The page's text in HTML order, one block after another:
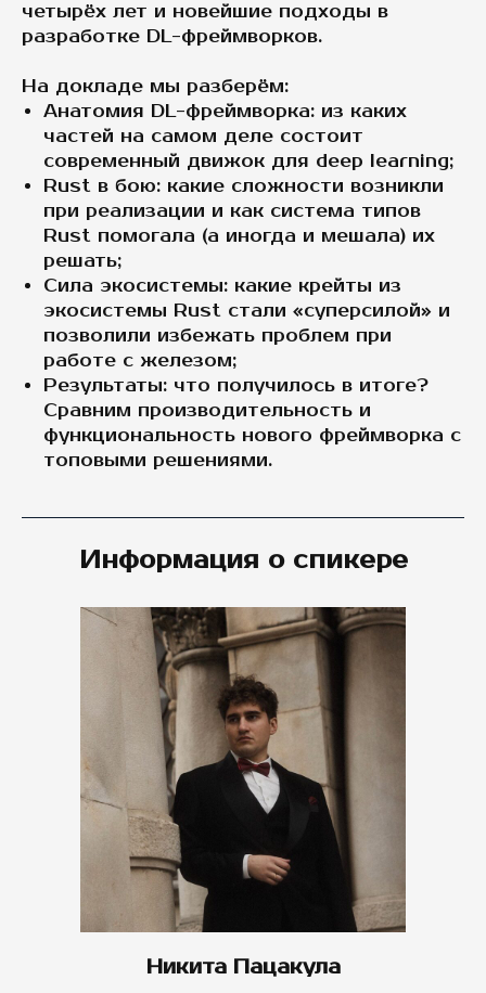
четырёх лет и новейшие подходы в
разработке DL-фреймворков.
На докладе мы разберём:
Анатомия DL-фреймворка: из каких
частей на самом деле состоит
современный движок для deep learning;
Rust в бою: какие сложности возникли
при реализации и как система типов
Rust помогала (а иногда и мешала) их
решать;
Сила экосистемы: какие крейты из
экосистемы Rust стали «суперсилой» и
позволили избежать проблем при
работе с железом;
Результаты: что получилось в итоге?
Сравним производительность и
функциональность нового фреймворка с
топовыми решениями.
Информация о спикере
Никита Пацакула